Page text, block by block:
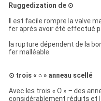
Ruggedization de ⊙
Il est facile rompre la valve
fer après avoir été effectué
la rupture dépendent de la
fer malléable.
⊙ trois « ○ » anneau scellé
Avec les trois « O » – des
considérablement réduits et